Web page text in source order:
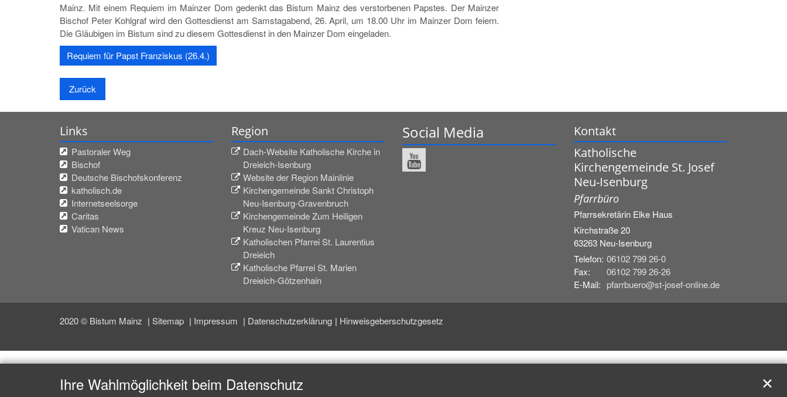
Mainz. Mit einem Requiem im Mainzer Dom gedenkt das Bistum Mainz des verstorbenen Papstes. Der Mainzer
Bischof Peter Kohlgraf wird den Gottesdienst am Samstagabend, 26. April, um 18.00 Uhr im Mainzer Dom feiern.
Die Gläubigen im Bistum sind zu diesem Gottesdienst in den Mainzer Dom eingeladen.
Requiem für Papst Franziskus (26.4.)
Zurück
Links
Pastoraler Weg
Bischof
Deutsche Bischofskonferenz
katholisch.de
Internetseelsorge
Caritas
Vatican News
Region
Dach-Website Katholische Kirche in
Dreieich-Isenburg
Website der Region Mainlinie
Kirchengemeinde Sankt Christoph
Neu-Isenburg-Gravenbruch
Kirchengemeinde Zum Heiligen
Kreuz Neu-Isenburg
Katholischen Pfarrei St. Laurentius
Dreieich
Katholische Pfarrei St. Marien
Dreieich-Götzenhain
Social Media
Kontakt
Katholische
Kirchengemeinde St. Josef
Neu-Isenburg
Pfarrbüro
Pfarrsekretärin Elke Haus
Kirchstraße 20
63263 Neu-Isenburg
Telefon: 06102 799 26-0
Fax:
06102 799 26-26
E-Mail: pfarrbuero@st-josef-online.de
2020 © Bistum Mainz Sitemap Impressum Datenschutzerklärung Hinweisgeberschutzgesetz
Ihre Wahlmöglichkeit beim Datenschutz ✕